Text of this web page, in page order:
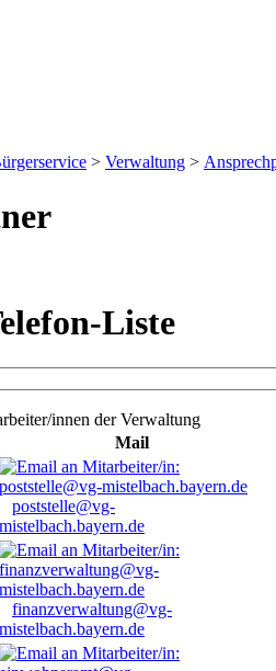
> Verwaltung >
Liste
innen der Verwaltung
Mail
poststelle@vg-
mistelbach.bayern.de
finanzverwaltung@vg-
mistelbach.bayern.de